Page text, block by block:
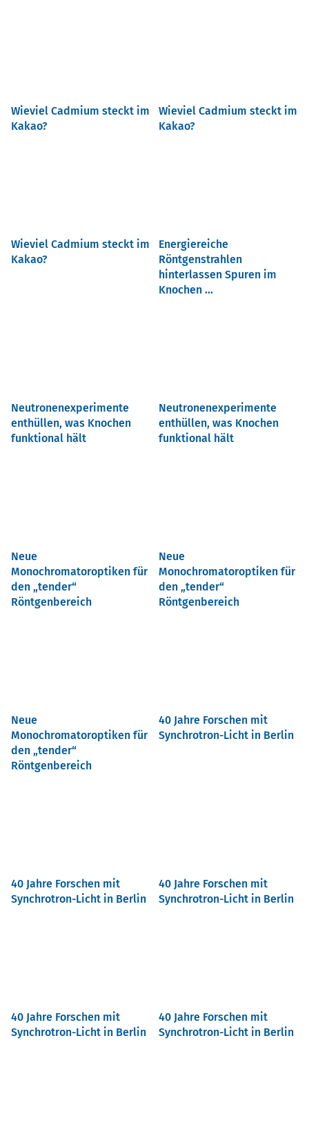
Wieviel Cadmium steckt im
Kakao?
Wieviel Cadmium steckt im
Kakao?
Wieviel Cadmium steckt im
Kakao?
Energiereiche
Röntgenstrahlen
hinterlassen Spuren im
Knochen ...
Neutronenexperimente
enthüllen, was Knochen
funktional hält
Neutronenexperimente
enthüllen, was Knochen
funktional hält
Neue
Monochromatoroptiken für
den „tender“
Röntgenbereich
Neue
Monochromatoroptiken für
den „tender“
Röntgenbereich
Neue
Monochromatoroptiken für
den „tender“
Röntgenbereich
40 Jahre Forschen mit
Synchrotron-Licht in Berlin
40 Jahre Forschen mit
Synchrotron-Licht in Berlin
40 Jahre Forschen mit
Synchrotron-Licht in Berlin
40 Jahre Forschen mit
Synchrotron-Licht in Berlin
40 Jahre Forschen mit
Synchrotron-Licht in Berlin